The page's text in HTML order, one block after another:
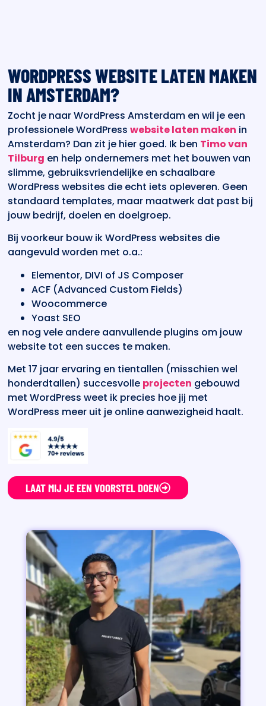
WORDPRESS WEBSITE LATEN MAKEN
IN AMSTERDAM?
Zocht je naar WordPress Amsterdam en wil je een
professionele WordPresswebsite laten maken in
Amsterdam? Dan zit je hier goed. Ik ben Timo van
Tilburg en help ondernemers met het bouwen van
slimme, gebruiksvriendelijke en schaalbare
WordPress websites die echt iets opleveren. Geen
standaard templates, maar maatwerk dat past bij
jouw bedrijf, doelen en doelgroep.
Bij voorkeur bouw ik WordPress websites die
aangevuld worden met o.a.:
Elementor, DIVI of JS Composer
ACF (Advanced Custom Fields)
Woocommerce
Yoast SEO
en nog vele andere aanvullende plugins om jouw
website tot een succes te maken.
Met 17 jaar ervaring en tientallen (misschien wel
honderdtallen) succesvolle projecten gebouwd
met WordPress weet ik precies hoe jij met
WordPress meer uit je online aanwezigheid haalt.
LAAT MIJ JE EEN VOORSTEL DOEN